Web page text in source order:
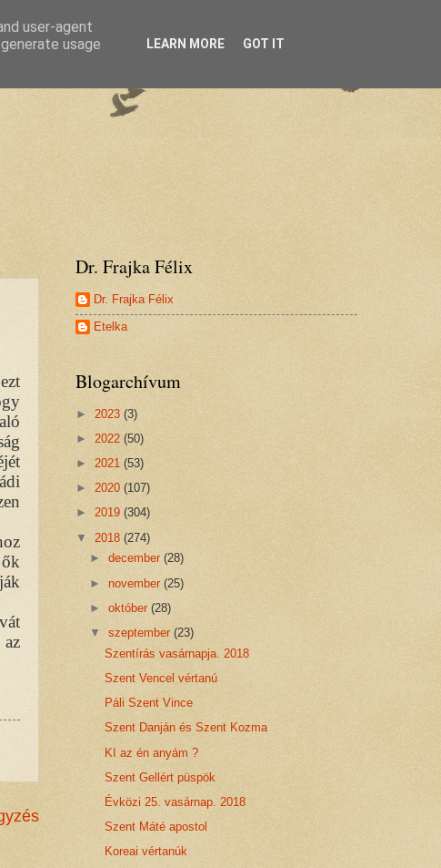
Dr. Frajka Félix
Dr. Frajka Félix
Etelka
Blogarchívum
► 2023 (3)
► 2022 (50)
► 2021 (53)
► 2020 (107)
► 2019 (304)
▼ 2018 (274)
►december(28)
►november(25)
►október(28)
▼szeptember(23)
Szentírás vasárnapja. 2018
Szent Vencel vértanú
Páli Szent Vince
Szent Danján és Szent Kozma
KI az én anyám ?
Szent Gellért püspök
Évközi 25. vasárnap. 2018
Szent Máté apostol
Koreai vértanúk
user-agent
usage
LEARN MORE GOT IT